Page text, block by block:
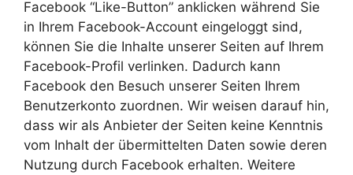
Facebook “Like-Button” anklicken während Sie
in Ihrem Facebook-Account eingeloggt sind,
können Sie die Inhalte unserer Seiten auf Ihrem
Facebook-Profil verlinken. Dadurch kann
Facebook den Besuch unserer Seiten Ihrem
Benutzerkonto zuordnen. Wir weisen darauf hin,
dass wir als Anbieter der Seiten keine Kenntnis
vom Inhalt der übermittelten Daten sowie deren
Nutzung durch Facebook erhalten. Weitere